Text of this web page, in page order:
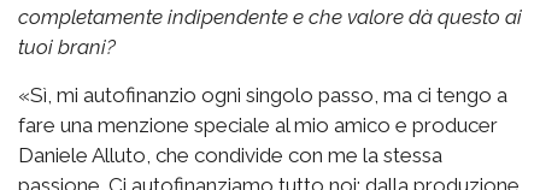
completamente indipendente e che valore dà questo ai
tuoi brani?
«Sì, mi autofinanzio ogni singolo passo, ma ci tengo a
fare una menzione speciale al mio amico e producer
Daniele Alluto, che condivide con me la stessa
passione. Ci autofinanziamo tutto noi: dalla produzione